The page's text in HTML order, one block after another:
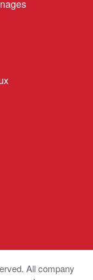
All company